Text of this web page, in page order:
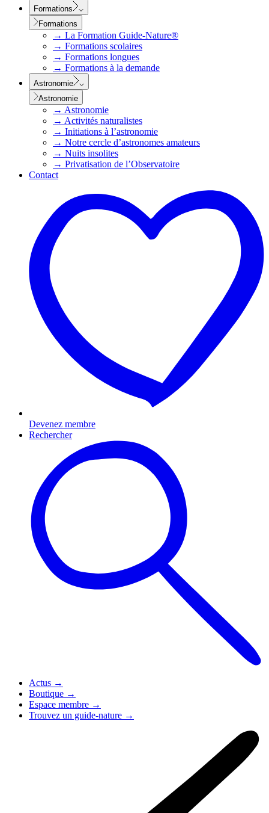
Formations
Formations
→ La Formation Guide-Nature®
→ Formations scolaires
→ Formations longues
→ Formations à la demande
Astronomie
Astronomie
→ Astronomie
→ Activités naturalistes
→ Initiations à l’astronomie
→ Notre cercle d’astronomes amateurs
→ Nuits insolites
→ Privatisation de l’Observatoire
Contact
Devenez membre
Rechercher
Actus →
Boutique →
Espace membre →
Trouvez un guide-nature →